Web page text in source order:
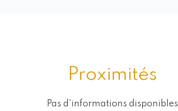
Proximités
Pas d'informations disponibles